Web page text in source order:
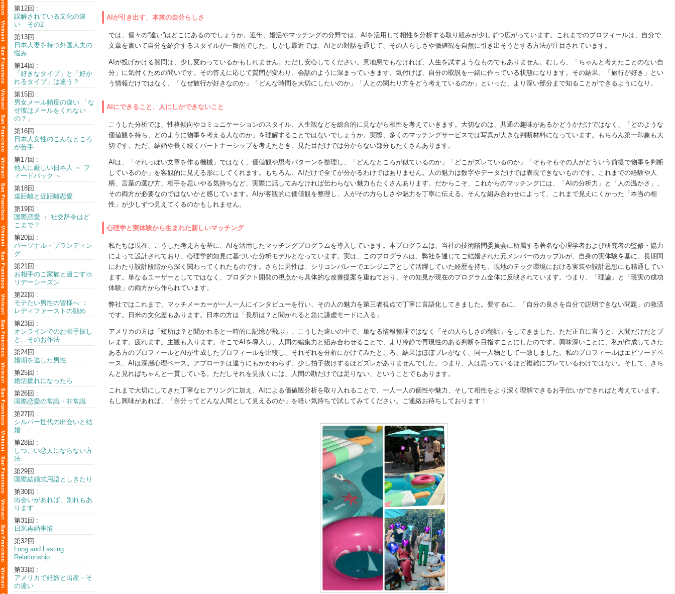
第12回 :
誤解されている文化の違
い その2
第13回 :
日本人妻を持つ外国人夫の
悩み
第14回 :
「好きなタイプ」と「好か
れるタイプ」は違う？
第15回 :
男女メール頻度の違い 「な
ぜ彼はメールをくれない
の？」
第16回 :
日本人女性のこんなところ
が苦手
第17回 :
他人に厳しい日本人 ～ フ
ィードバック ～
第18回 :
遠距離と近距離恋愛
第19回 :
国際恋愛 ： 社交辞令はど
こまで？
第20回 :
パーソナル・ブランディン
グ
第21回 :
お相手のご家族と過ごすホ
リデーシーズン
第22回 :
モテたい男性の皆様へ ：
レディファーストの勧め
第23回 :
オンラインでのお相手探し
と、そのお作法
第24回 :
婚期を逃した男性
第25回 :
婚活疲れになったら
第26回 :
国際恋愛の常識・非常識
第27回 :
シルバー世代の出会いと結
婚
第28回 :
しつこい恋人にならない方
法
第29回 :
国際結婚式用語としきたり
第30回 :
出会いがあれば、別れもあ
ります
第31回 :
日米再婚事情
第32回 :
Long and Lasting
Relationship
第33回 :
アメリカで妊娠と出産－そ
の違い
AIが引き出す、本来の自分らしさ
では、個々の“違い”はどこにあるのでしょうか。近年、婚活やマッチングの分野では、AIを活用して相性を分析する取り組みが少しずつ広がっています。これまでのプロフィールは、自分で
文章を書いて自分を紹介するスタイルが一般的でした。しかし最近では、AIとの対話を通じて、その人らしさや価値観を自然に引き出そうとする方法が注目されています。
AIが投げかける質問は、少し変わっているかもしれません。ただし安心してください。意地悪でもなければ、人生を試すようなものでもありません。むしろ、「ちゃんと考えたことのない自
分」に気付くための問いです。その答えに応じて質問が変わり、会話のように深まっていきます。気付けば、自分の取説を一緒に作っている状態になります。その結果、「旅行が好き」とい
う情報だけではなく、「なぜ旅行が好きなのか」「どんな時間を大切にしたいのか」「人との関わり方をどう考えているのか」といった、より深い部分まで知ることができるようになり。
AIにできること、人にしかできないこと
こうした分析では、性格傾向やコミュニケーションのスタイル、人生観などを総合的に見ながら相性を考えていきます。大切なのは、共通の趣味があるかどうかだけではなく、「どのような
価値観を持ち、どのように物事を考える人なのか」を理解することではないでしょうか。実際、多くのマッチングサービスでは写真が大きな判断材料になっています。もちろん第一印象も大
切です。ただ、結婚や長く続くパートナーシップを考えたとき、見た目だけでは分からない部分もたくさんあります。
AIは、「それっぽい文章を作る機械」ではなく、価値観や思考パターンを整理し、「どんなところが似ているのか」「どこがズレているのか」「そもそもその人がどういう前提で物事を判断
しているのか」を客観的に見える形にしてくれます。もちろん、AIだけで全てが分かるわけではありません。人の魅力は数字やデータだけでは表現できないものです。これまでの経験や人
柄、言葉の選び方、相手を思いやる気持ちなど、実際に話してみなければ伝わらない魅力もたくさんあります。だからこそ、これからのマッチングには、「AIの分析力」と「人の温かさ」、
その両方が必要なのではないかと感じています。AIが客観的に価値観を整理し、人がその方らしさや魅力を丁寧に伝える。そんな組み合わせによって、これまで見えにくかった「本当の相
性」が少しずつ見えてくるのかもしれません。
心理学と実体験から生まれた新しいマッチング
私たちは現在、こうした考え方を基に、AIを活用したマッチングプログラムを導入しています。本プログラムは、当社の技術諮問委員会に所属する著名な心理学者および研究者の監修・協力
によって設計されており、心理学的知見に基づいた分析モデルとなっています。実は、このプログラムは、弊社を通じてご結婚された元メンバーのカップルが、自身の実体験を基に、長期間
にわたり設計段階から深く関わってくれたものです。さらに男性は、シリコンバレーでエンジニアとして活躍していた経歴を持ち、現地のテック環境における実装や設計思想にも精通してい
ます。単なるユーザーとしてではなく、プロダクト開発の視点から具体的な改善提案を重ねており、その知見が現在のプログラム全体に反映されています。つまり、「理論」と「現実の成功
体験」の両方から作られています。
弊社ではこれまで、マッチメーカーが一人一人にインタビューを行い、その人の魅力を第三者視点で丁寧に言語化してきました。要するに、「自分の良さを自分で説明できない問題」の救済
です。日米の文化差もあります。日本の方は「長所は？と聞かれると急に謙虚モードに入る」
アメリカの方は「短所は？と聞かれると一時的に記憶が飛ぶ」。こうした違いの中で、単なる情報整理ではなく「その人らしさの翻訳」をしてきました。ただ正直に言うと、人間だけだとブ
レます。疲れます。主観も入ります。そこでAIを導入し、人間の編集力と組み合わせることで、より冷静で再現性のある判断を目指すことにしたのです。興味深いことに、私が作成してきた
ある方のプロフィールとAIが生成したプロフィールを比較し、それぞれを分析にかけてみたところ、結果はほぼブレがなく、同一人物として一致しました。私のプロフィールはエピソードベ
ース、AIは深層心理ベース。アプローチは違うにもかかわらず、少し拍子抜けするほどズレがありませんでした。つまり、人は思っているほど複雑にブレているわけではない。そして、きち
んと見ればちゃんと一貫している。ただしそれを見抜くには、人間の勘だけでは足りない、ということでもあります。
これまで大切にしてきた丁寧なヒアリングに加え、AIによる価値観分析を取り入れることで、一人一人の個性や魅力、そして相性をより深く理解できるお手伝いができればと考えています。
もし興味があれば、「自分ってどんな人間として見えるのか」を軽い気持ちで試してみてください。ご連絡お待ちしております！